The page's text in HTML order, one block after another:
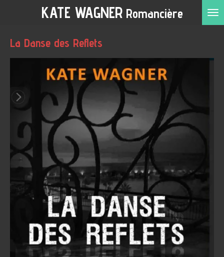
principal
KATE WAGNERRomancière
La Danse des Reflets